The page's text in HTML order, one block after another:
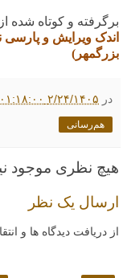
برگرفته و کوتاه شده از
اندک ویرایش و
بزرگمهر)
در ۲/۲۴/۱۴۰۵ ۰۱:۱۸:۰۰ ب.ظ.
هم‌رسانی
هیچ نظری موجود
ارسال یک نظر
از دریافت دیدگاه ها و